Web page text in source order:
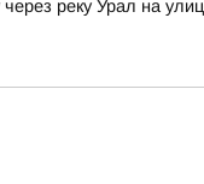
реку Урал на